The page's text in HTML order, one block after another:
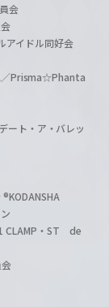
会
アイドル同好会
／Prisma☆Phanta
ート・ア・バレッ
CLAMP・ST de